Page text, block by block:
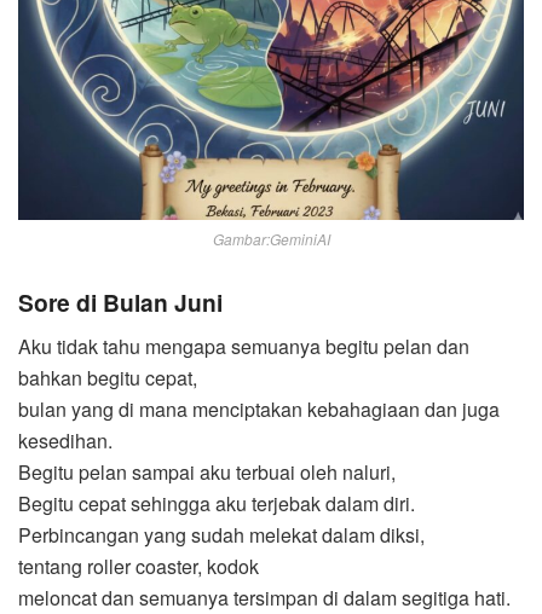
Gambar:GeminiAI
Sore di Bulan Juni
Aku tidak tahu mengapa semuanya begitu pelan dan
bahkan begitu cepat,
bulan yang di mana menciptakan kebahagiaan dan juga
kesedihan.
Begitu pelan sampai aku terbuai oleh naluri,
Begitu cepat sehingga aku terjebak dalam diri.
Perbincangan yang sudah melekat dalam diksi,
tentang roller coaster, kodok
meloncat dan semuanya tersimpan di dalam segitiga hati.